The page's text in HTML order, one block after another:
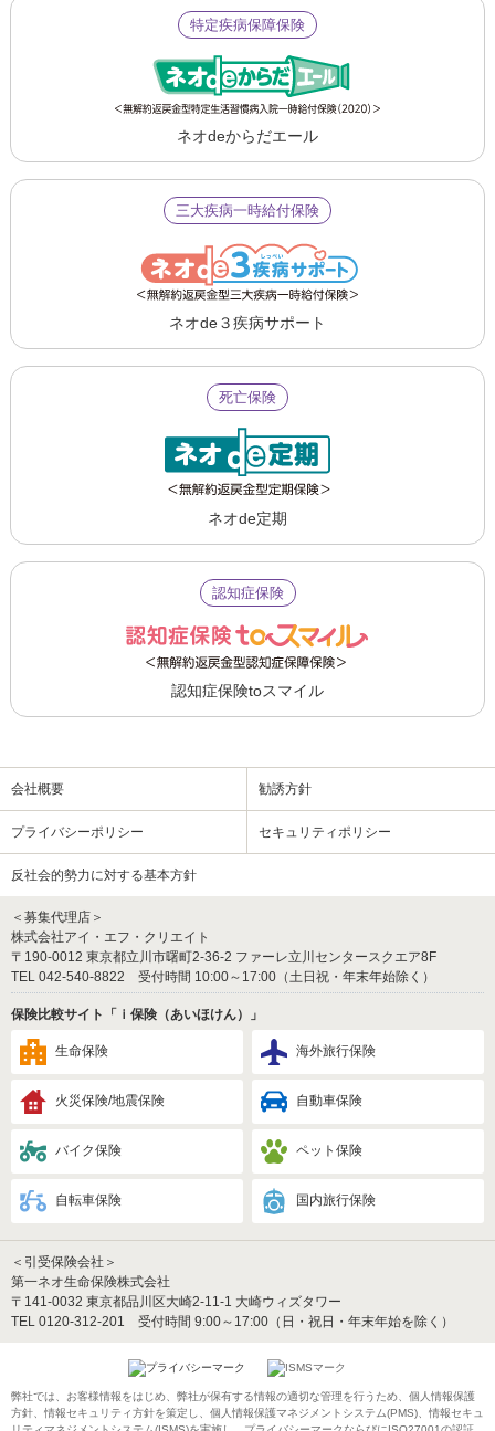
特定疾病保障保険
ネオdeからだエール
三大疾病一時給付保険
ネオde３疾病サポート
死亡保険
ネオde定期
認知症保険
認知症保険toスマイル
会社概要 勧誘方針
プライバシーポリシー セキュリティポリシー
反社会的勢力に対する基本方針
＜募集代理店＞
株式会社アイ・エフ・クリエイト
〒190-0012 東京都立川市曙町2-36-2 ファーレ立川センタースクエア8F
TEL 042-540-8822 受付時間 10:00～17:00（土日祝・年末年始除く）
保険比較サイト「ｉ保険（あいほけん）」
生命保険 海外旅行保険
火災保険/地震保険 自動車保険
バイク保険 ペット保険
自転車保険 国内旅行保険
＜引受保険会社＞
第一ネオ生命保険株式会社
〒141-0032 東京都品川区大崎2-11-1 大崎ウィズタワー
TEL 0120-312-201 受付時間 9:00～17:00（日・祝日・年末年始を除く）
弊社では、お客様情報をはじめ、弊社が保有する情報の適切な管理を行うため、個人情報保護
方針、情報セキュリティ方針を策定し、個人情報保護マネジメントシステム(PMS)、情報セキュ